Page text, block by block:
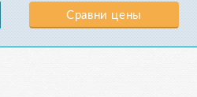
Сравни цены